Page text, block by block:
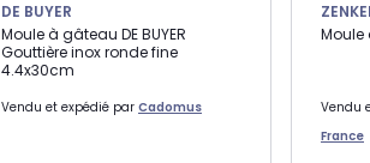
DE BUYER
Moule à gâteau DE BUYER
Gouttière inox ronde fine
4.4x30cm
Vendu et expédié par Cadomus
Moule
Vendu
France